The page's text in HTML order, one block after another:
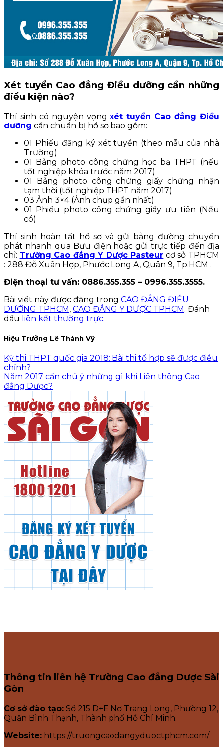
Xét tuyển Cao đẳng Điều dưỡng cần những
điều kiện nào?
Thí sinh có nguyện vọngxét tuyển Cao đẳng Điều
dưỡng cần chuẩn bị hồ sơ bao gồm:
01 Phiếu đăng ký xét tuyển (theo mẫu của nhà
Trường)
01 Bảng photo công chứng học bạ THPT (nếu
tốt nghiệp khóa trước năm 2017)
01 Bảng photo công chứng giấy chứng nhận
tạm thời (tốt nghiệp THPT năm 2017)
03 Ảnh 3×4 (Ảnh chụp gần nhất)
01 Phiếu photo công chứng giấy ưu tiên (Nếu
có)
Thí sinh hoàn tất hồ sơ và gửi bằng đường chuyển
phát nhanh qua Bưu điện hoặc gửi trực tiếp đến địa
chỉ: Trường Cao đẳng Y Dược Pasteur cơ sở TPHCM
: 288 Đỗ Xuân Hợp, Phước Long A, Quận 9, Tp.HCM .
Điện thoại tư vấn: 0886.355.355 – 0996.355.3555.
Bài viết này được đăng trong CAO ĐẲNG ĐIỀU
DƯỠNG TPHCM, CAO ĐẲNG Y DƯỢC TPHCM. Đánh
dấu liên kết thường trực.
Hiệu Trưởng Lê Thành Vỹ
Kỳ thi THPT quốc gia 2018: Bài thi tổ hợp sẽ được điều
chỉnh?
Năm 2017 cần chú ý những gì khi Liên thông Cao
đẳng Dược?
Thông tin liên hệ Trường Cao đẳng Dược Sài
Gòn
Cơ sở đào tạo: Số 215 D+E Nơ Trang Long, Phường 12,
Quận Bình Thạnh, Thành phố Hồ Chí Minh.
Website: https://truongcaodangyduoctphcm.com/